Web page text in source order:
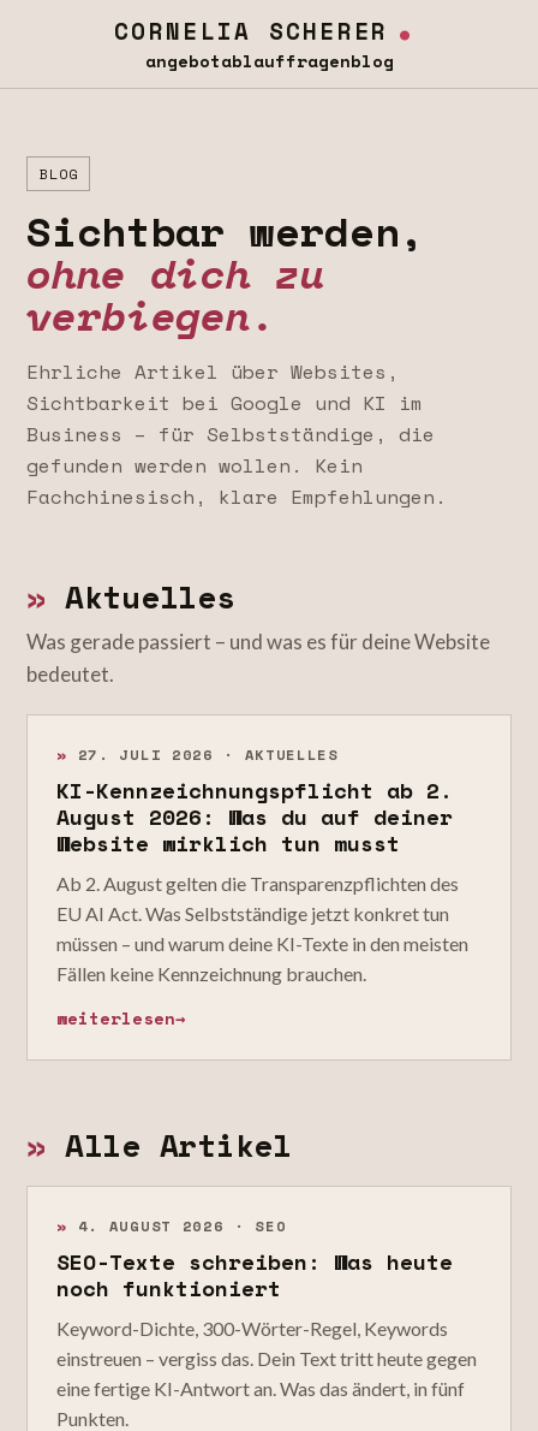
CORNELIA SCHERER .
angebotablauffragenblog
BLOG
Sichtbar werden,
ohne dich zu
verbiegen.
Ehrliche Artikel über Websites,
Sichtbarkeit bei Google und KI im
Business – für Selbstständige, die
gefunden werden wollen. Kein
Fachchinesisch, klare Empfehlungen.
» Aktuelles
Was gerade passiert – und was es für deine Website
bedeutet.
» 27. JULI 2026 · AKTUELLES
KI-Kennzeichnungspflicht ab 2.
August 2026: Was du auf deiner
Website wirklich tun musst
Ab 2. August gelten die Transparenzpflichten des
EU AI Act. Was Selbstständige jetzt konkret tun
müssen – und warum deine KI-Texte in den meisten
Fällen keine Kennzeichnung brauchen.
weiterlesen→
» Alle Artikel
» 4. AUGUST 2026 · SEO
SEO-Texte schreiben: Was heute
noch funktioniert
Keyword-Dichte, 300-Wörter-Regel, Keywords
einstreuen – vergiss das. Dein Text tritt heute gegen
eine fertige KI-Antwort an. Was das ändert, in fünf
Punkten.